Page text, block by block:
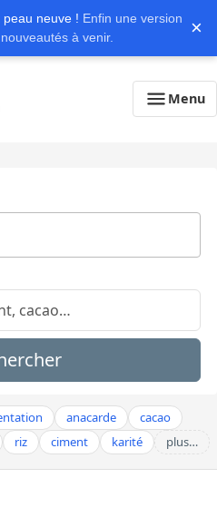
neuve ! Enfin une version
à venir.
×
Menu
anacarde
cacao
riz ciment karité plus…